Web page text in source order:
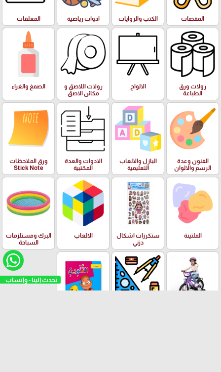
تحدث الينا - واتساب
المقصات الكتب والروايات ادوات رياضية المغلفات
رولات ورق
الطباعة
الالواح
رولات اللاصق و
مكائن الاصق
الصمغ والغراء
الفنون وعدة
الرسم والالوان
البازل والالعاب
التعليمية
الادوات والعدة
المكتبية
ورق الملاحظات
Stick Note
الملتينة
ستكرزات اشكال
دزني
الالعاب
البرك ومستلزمات
السباحة